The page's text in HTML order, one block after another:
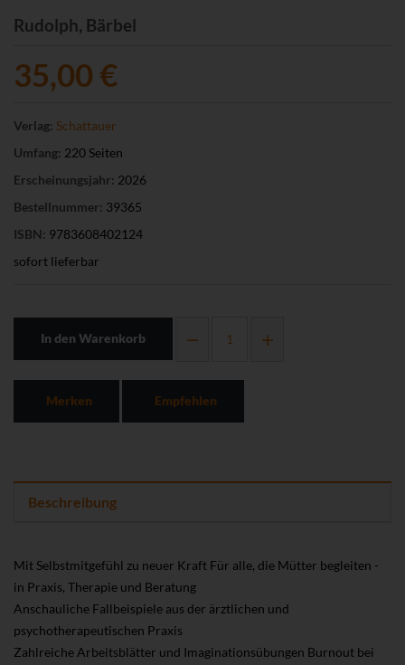
Rudolph, Bärbel
35,00 €
Verlag: Schattauer
Umfang: 220 Seiten
Erscheinungsjahr: 2026
Bestellnummer: 39365
ISBN: 9783608402124
sofort lieferbar
In den Warenkorb
Merken Empfehlen
Beschreibung
Mit Selbstmitgefühl zu neuer Kraft Für alle, die Mütter begleiten -
in Praxis, Therapie und Beratung
Anschauliche Fallbeispiele aus der ärztlichen und
psychotherapeutischen Praxis
Zahlreiche Arbeitsblätter und Imaginationsübungen Burnout bei